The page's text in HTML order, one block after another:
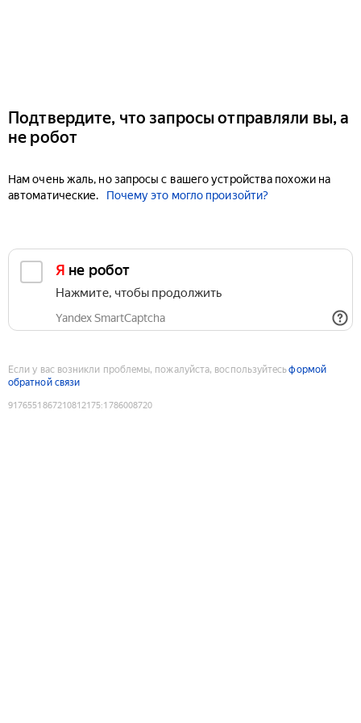
Подтвердите, что запросы отправляли вы, а
не робот
Нам очень жаль, но запросы с вашего устройства похожи на
автоматические.
Почему это могло произойти?
Я не робот
Нажмите, чтобы продолжить
Yandex SmartCaptcha
Если у вас возникли проблемы, пожалуйста, воспользуйтесьформой
обратной связи
9176551867210812175:1786008720